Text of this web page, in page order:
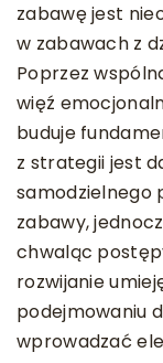
zabawę jest
w zabawach z
Poprzez
więź
buduje
z strategii jest
samodzielnego
zabawy,
chwaląc
rozwijanie
podejmowaniu
wprowadzać